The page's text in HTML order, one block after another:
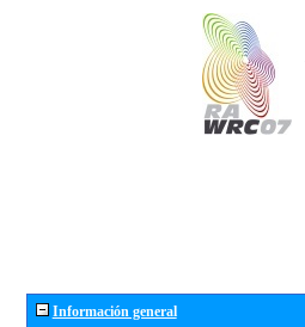
Información general